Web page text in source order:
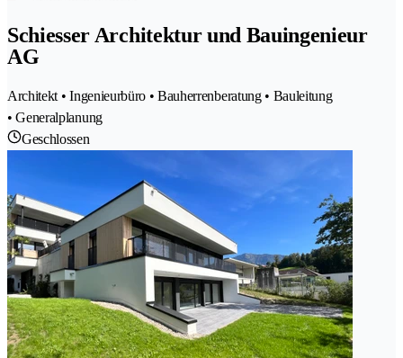
Schiesser Architektur und Bauingenieur
AG
Architekt • Ingenieurbüro • Bauherrenberatung • Bauleitung
• Generalplanung
Geschlossen